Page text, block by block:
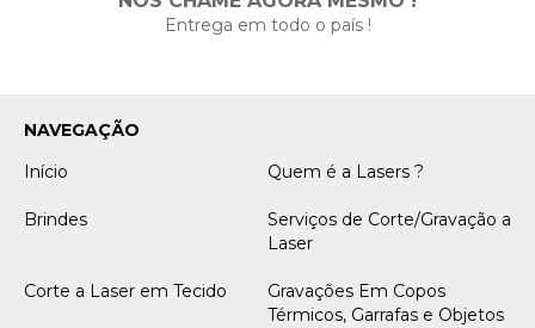
Entrega em todo o país !
NAVEGAÇÃO
Início
Quem é a Lasers ?
Brindes
Serviços de Corte/Gravação a
Laser
Corte a Laser em Tecido
Gravações Em Copos
Térmicos, Garrafas e Objetos